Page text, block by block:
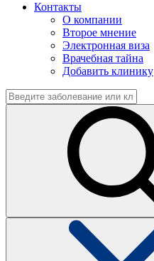
Контакты
О компании
Второе мнение
Электронная виза
Врачебная тайна
Добавить клинику